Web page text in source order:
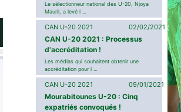
Le sélectionneur national des U-20, Njoya
Mauril, a levé l ...
CAN U-20 2021 02/02/2021
CAN U-20 2021 : Processus
d'accréditation !
Les médias qui souhaitent obtenir une
accréditation pour l ...
CAN U-20 2021 09/01/2021
Mourabitounes U-20 : Cinq
expatriés convoqués !